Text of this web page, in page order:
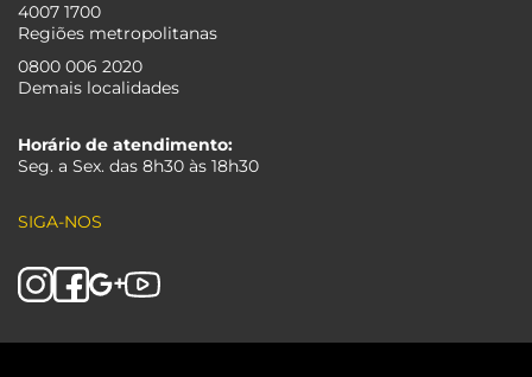
4007 1700
Regiões metropolitanas
0800 006 2020
Demais localidades
Horário de atendimento:
Seg. a Sex. das 8h30 às 18h30
SIGA-NOS